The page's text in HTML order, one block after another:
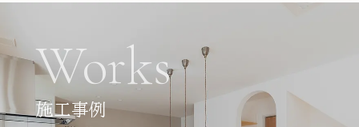
Works
施工事例